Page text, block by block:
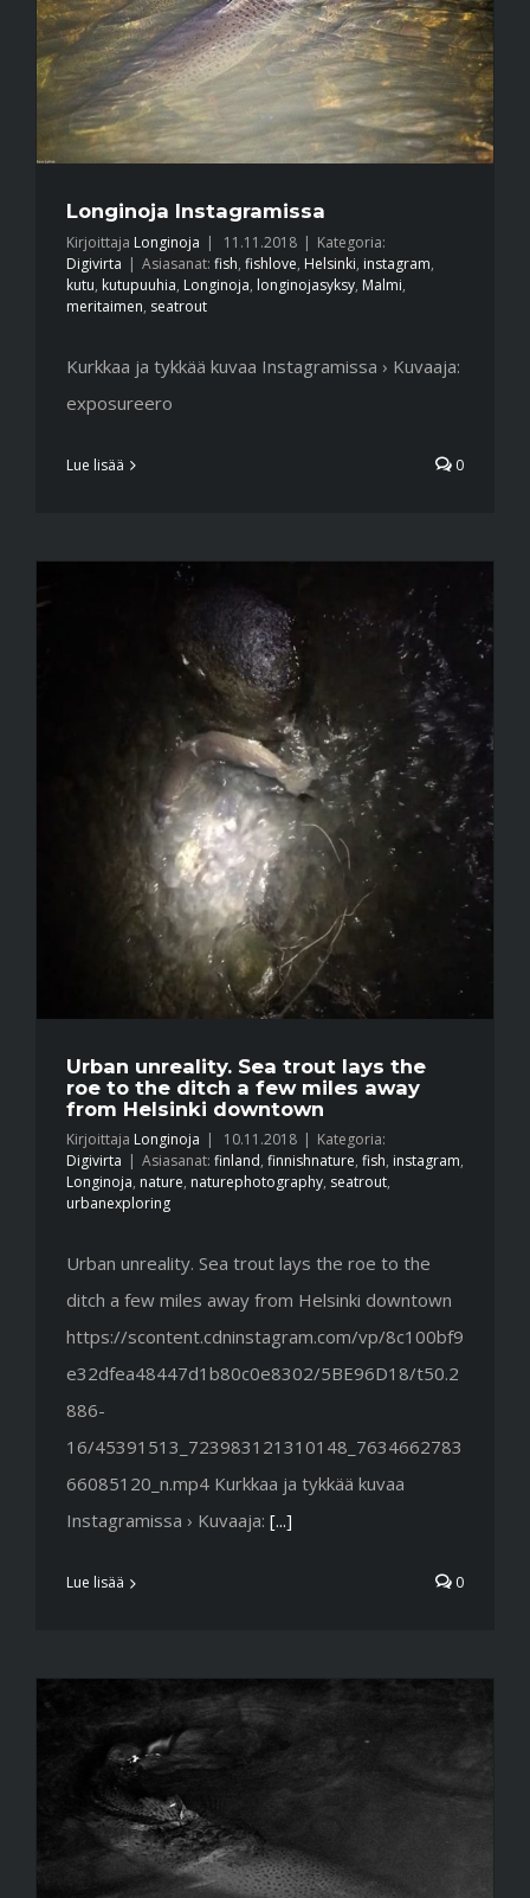
Longinoja Instagramissa
Kirjoittaja Longinoja | 11.11.2018 | Kategoria:
Digivirta | Asiasanat: fish, fishlove, Helsinki, instagram,
kutu, kutupuuhia, Longinoja, longinojasyksy, Malmi,
meritaimen, seatrout
Kurkkaa ja tykkää kuvaa Instagramissa › Kuvaaja:
exposureero
Lue lisää 0
Urban unreality. Sea trout lays the
roe to the ditch a few miles away
from Helsinki downtown
Kirjoittaja Longinoja 10.11.2018
Kategoria:
Digivirta
Asiasanat: finland, finnishnature, fish, instagram,
Longinoja, nature, naturephotography, seatrout,
urbanexploring
Urban unreality. Sea trout lays the roe to the
ditch a few miles away from Helsinki downtown
https://scontent.cdninstagram.com/vp/8c100bf9
e32dfea48447d1b80c0e8302/5BE96D18/t50.2
886-
16/45391513_723983121310148_7634662783
66085120_n.mp4 Kurkkaa ja tykkää kuvaa
Instagramissa › Kuvaaja: [...]
Lue lisää 0